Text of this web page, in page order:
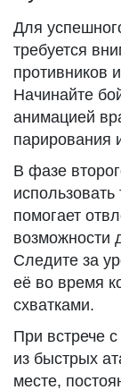
Для
требуется
противников
Начинайте
анимацией
парирования
В фазе
помогает
возможности
Следите за
её во время
схватками.
При встрече
из быстрых
месте,